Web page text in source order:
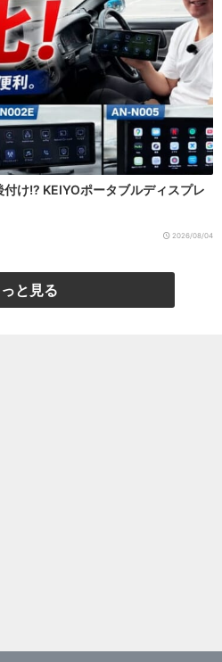
け!? KEIYOポータブルディスプレ
2026/08/04
と見る